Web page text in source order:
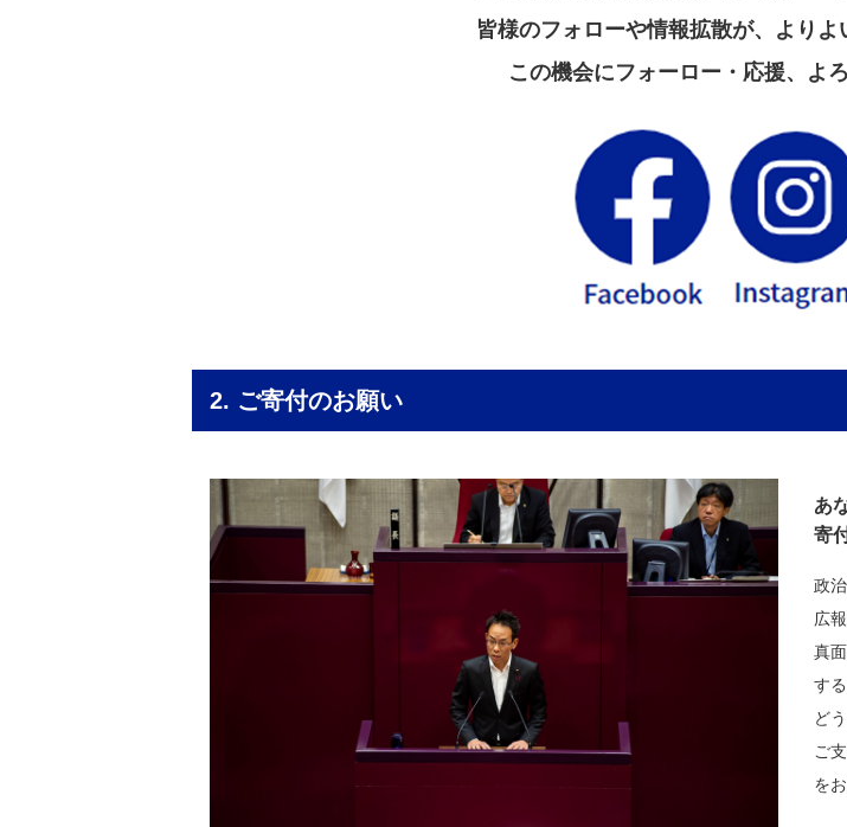
皆様のフォローや情報拡散が、よりよ
この機会にフォーロー・応援、よ
2. ご寄付のお願い
あ
寄
政
広
真
す
ど
ご
を